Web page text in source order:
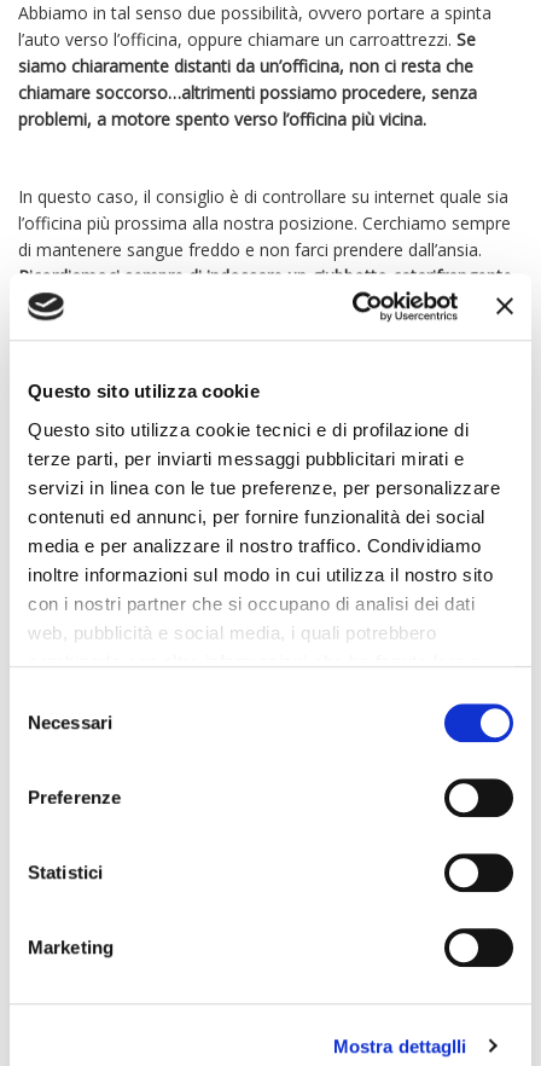
Questo sito utilizza cookie
Questo sito utilizza cookie tecnici e di profilazione di
terze parti, per inviarti messaggi pubblicitari mirati e
servizi in linea con le tue preferenze, per personalizzare
contenuti ed annunci, per fornire funzionalità dei social
media e per analizzare il nostro traffico. Condividiamo
inoltre informazioni sul modo in cui utilizza il nostro sito
con i nostri partner che si occupano di analisi dei dati
web, pubblicità e social media, i quali potrebbero
mera chiusura del banner non comporta l’accettazione
tutti” o selezionando le diverse categorie di cookies
Selection
Necessari
Preferenze
Statistici
Marketing
Mostra dettaglli
Abbiamo in tal senso due possibilità, ovvero portare a spinta
l’auto verso l’officina, oppure chiamare un carroattrezzi. Se
siamo chiaramente distanti da un’officina, non ci resta che
chiamare soccorso…altrimenti possiamo procedere, senza
problemi, a motore spento verso l’officina più vicina.
In questo caso, il consiglio è di controllare su internet quale sia
l’officina più prossima alla nostra posizione. Cerchiamo sempre
di mantenere sangue freddo e non farci prendere dall’ansia.
Ricordiamoci sempre di indossare un giubbotto catarifrangente,
per segnalare la nostra presenza.
Il problema, infatti, aumenta nei casi di scarsa visibilità sulle
strade veloci. In questo caso, è consigliato chiamare un
carroattrezzi, al fine di non mettere a rischio la nostra vita, e
quella delle altre persone.
Non dobbiamo, ad ogni modo, guidare l’auto verso l’officina.
Ricordiamoci sempre che anche un solo metro in più, può
QUALI SONO LE